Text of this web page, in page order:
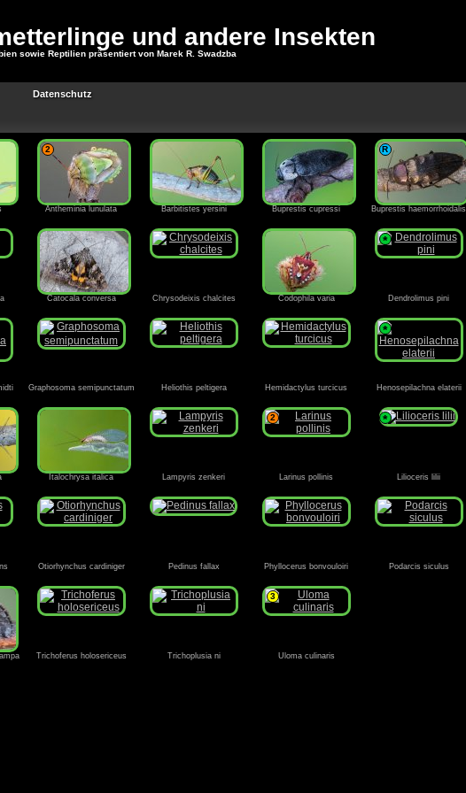
und andere Insekten
sowie Reptilien präsentiert von Marek R. Swadzba
Datenschutz
2
Antheminia lunulata Barbitistes yersini Buprestis cupressi
R
Buprestis haemorrhoidalis
Catocala conversa Chrysodeixis chalcites Codophila varia
*
Dendrolimus pini
Graphosoma semipunctatum Heliothis peltigera Hemidactylus turcicus
*
Henosepilachna elaterii
Italochrysa italica Lampyris zenkeri
2
Larinus pollinis
*
Lilioceris lilii
Otiorhynchus cardiniger Pedinus fallax Phyllocerus bonvouloiri Podarcis siculus
Trichoferus holosericeus Trichoplusia ni
3
Uloma culinaris